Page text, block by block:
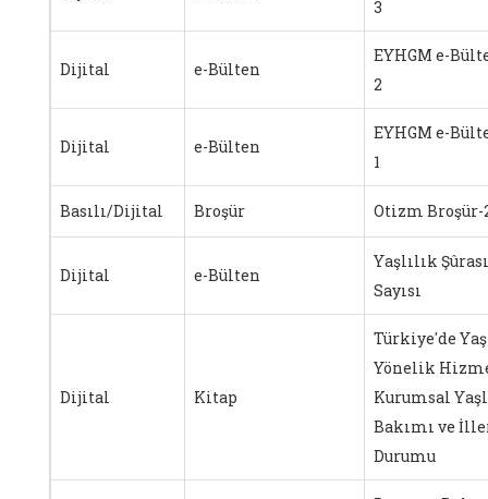
3
Dijital e-Bülten
EYHGM e-
2
Dijital e-Bülten
EYHGM e-
1
Basılı/Dijital Broşür Otizm Broşür-
Dijital e-Bülten
Yaşlılık
Sayısı
Dijital Kitap
Türkiye'de
Yönelik
Kurumsal
Bakımı ve
Durumu